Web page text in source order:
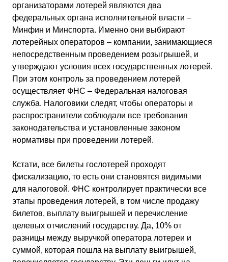
организаторами лотерей являются два
федеральных органа исполнительной власти –
Минфин и Минспорта. Именно они выбирают
лотерейных операторов – компании, занимающиеся
непосредственным проведением розыгрышей, и
утверждают условия всех государственных лотерей.
При этом контроль за проведением лотерей
осуществляет ФНС – Федеральная налоговая
служба. Налоговики следят, чтобы операторы и
распространители соблюдали все требования
законодательства и установленные законом
нормативы при проведении лотерей.
Кстати, все билеты гослотерей проходят
фискализацию, то есть они становятся видимыми
для налоговой. ФНС контролирует практически все
этапы проведения лотерей, в том числе продажу
билетов, выплату выигрышей и перечисление
целевых отчислений государству. Да, 10% от
разницы между выручкой оператора лотереи и
суммой, которая пошла на выплату выигрышей,